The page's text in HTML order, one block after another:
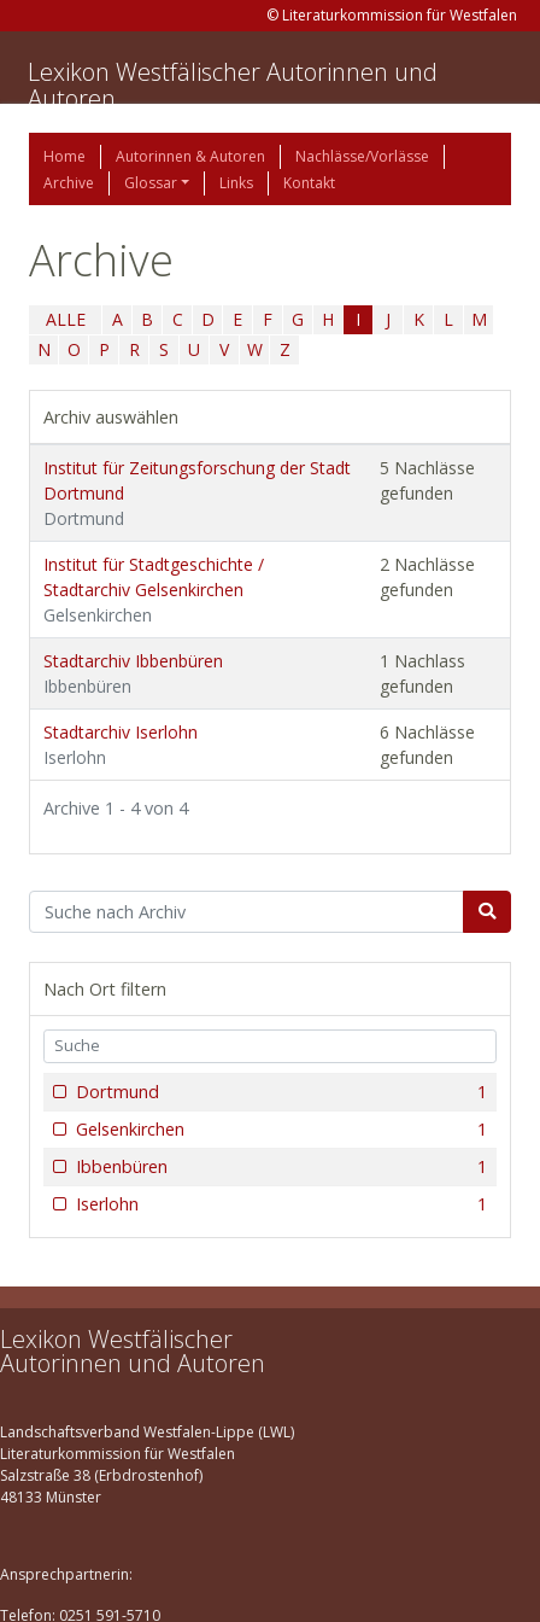
© Literaturkommission für Westfalen
Lexikon Westfälischer Autorinnen und
Autoren
Home Autorinnen & Autoren
Nachlässe/Vorlässe
Archive
Glossar Links Kontakt
Archive
ALLE A B C D E F G H I J K L
M
N
O P R S U V W Z
Archiv auswählen
Institut für Zeitungsforschung der Stadt
Dortmund
Dortmund
5 Nachlässe
gefunden
Institut für Stadtgeschichte /
Stadtarchiv Gelsenkirchen
Gelsenkirchen
2 Nachlässe
gefunden
Stadtarchiv Ibbenbüren
Ibbenbüren
1 Nachlass
gefunden
Stadtarchiv Iserlohn
Iserlohn
6 Nachlässe
gefunden
Archive 1 - 4 von 4
Nach Ort filtern
1
Dortmund
1
Gelsenkirchen
1
Ibbenbüren
1
Iserlohn
Lexikon Westfälischer
Autorinnen und Autoren
Landschaftsverband Westfalen-Lippe (LWL)
Literaturkommission für Westfalen
Salzstraße 38 (Erbdrostenhof)
48133 Münster
Ansprechpartnerin:
Telefon: 0251 591-5710